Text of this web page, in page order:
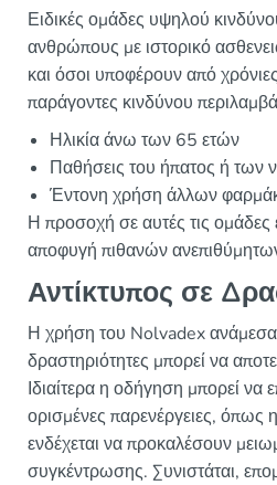
Ειδικές ομάδες υψηλού
ανθρώπους με ιστορικό
και όσοι υποφέρουν από
παράγοντες κινδύνου
Ηλικία άνω των 65 ετών
Παθήσεις του ήπατος ή των
Έντονη χρήση άλλων
Η προσοχή σε αυτές τις ομάδες
αποφυγή πιθανών
Αντίκτυπος σε
Η χρήση του Nolvadex
δραστηριότητες μπορεί να
Ιδιαίτερα η οδήγηση μπορεί να
ορισμένες παρενέργειες,
ενδέχεται να προκαλέσουν
συγκέντρωσης. Συνιστάται,